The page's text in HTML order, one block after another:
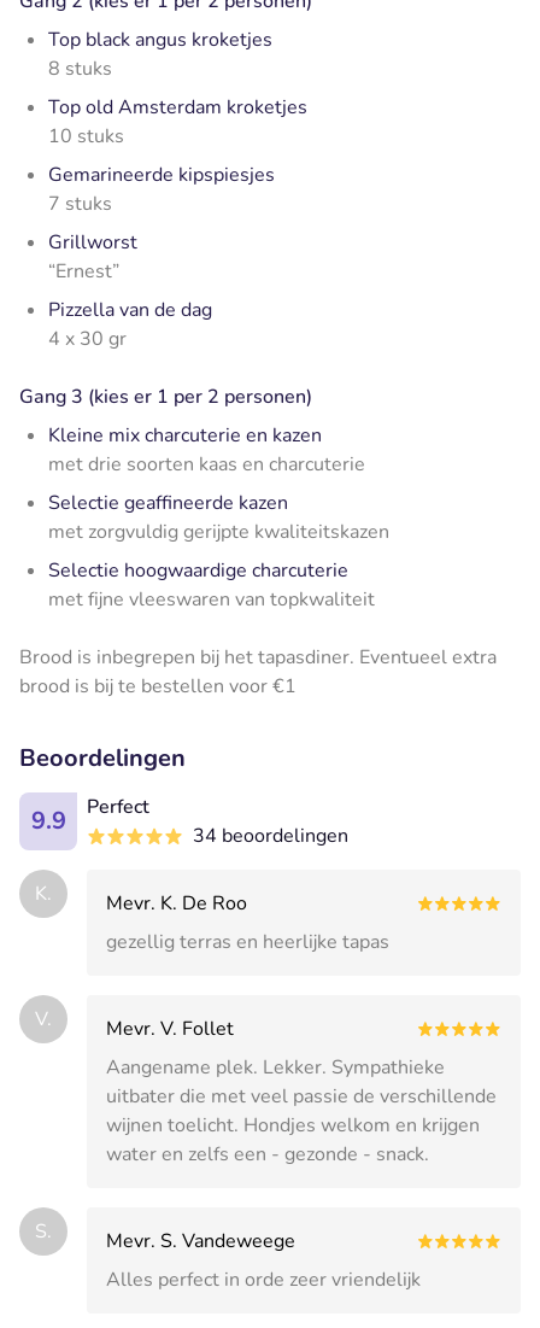
Top black angus kroketjes
8 stuks
Top old Amsterdam kroketjes
10 stuks
Gemarineerde kipspiesjes
7 stuks
Grillworst
“Ernest”
Pizzella van de dag
4 x 30 gr
Gang 3 (kies er 1 per 2 personen)
Kleine mix charcuterie en kazen
met drie soorten kaas en charcuterie
Selectie geaffineerde kazen
met zorgvuldig gerijpte kwaliteitskazen
Selectie hoogwaardige charcuterie
met fijne vleeswaren van topkwaliteit
Brood is inbegrepen bij het tapasdiner. Eventueel extra
brood is bij te bestellen voor€1
Beoordelingen
9.9
Perfect
34 beoordelingen
K.
Mevr. K. De Roo
gezellig terras en heerlijke tapas
V.
Mevr. V. Follet
Aangename plek. Lekker. Sympathieke
uitbater die met veel passie de verschillende
wijnen toelicht. Hondjes welkom en krijgen
water en zelfs een - gezonde - snack.
S.
Mevr. S. Vandeweege
Alles perfect in orde zeer vriendelijk